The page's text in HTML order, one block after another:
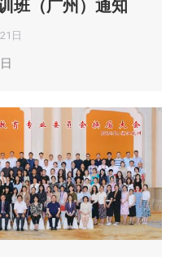
班（广州）通知
日